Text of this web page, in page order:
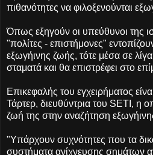
πιθανότητες να φιλοξενούνται
Όπως εξηγούν οι υπεύθυνοι της
"πολίτες - επιστήμονες"
εξωγήινης ζωής, τότε μέσα σε
σταματά και θα επιστρέφει στο
Επικεφαλής του εγχειρήματος
Τάρτερ, διευθύντρια του SETI, η
ζωή της στην αναζήτηση
"Υπάρχουν συχνότητες που τα
συστήματα ανίχνευσης σημάτων